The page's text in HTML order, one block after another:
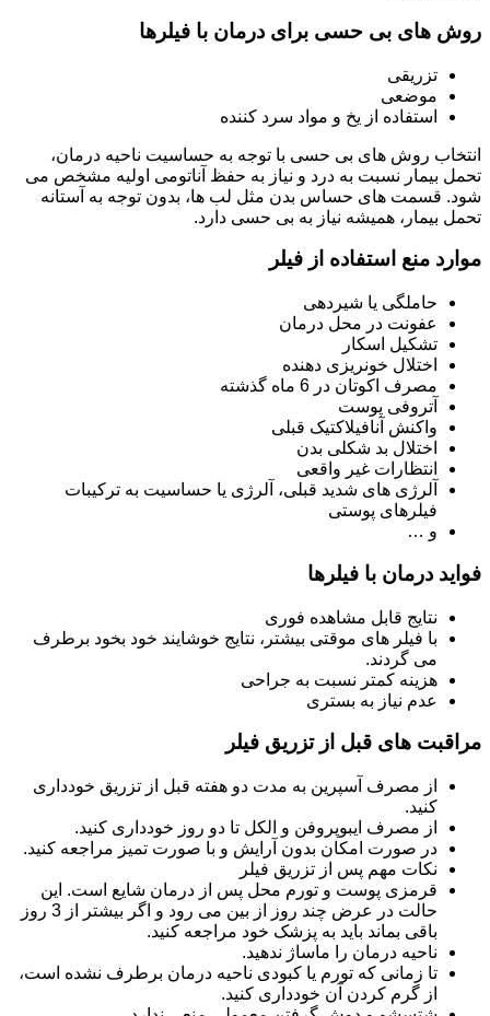
روش های بی حسی برای درمان با فیلرها
تزریقی
موضعی
استفاده از یخ و مواد سرد کننده
انتخاب روش های بی حسی با توجه به حساسیت ناحیه درمان،
تحمل بیمار نسبت به درد و نیاز به حفظ آناتومی اولیه مشخص می
شود. قسمت های حساس بدن مثل لب ها، بدون توجه به آستانه
تحمل بیمار، همیشه نیاز به بی حسی دارد.
موارد منع استفاده از فیلر
حاملگی یا شیردهی
عفونت در محل درمان
تشکیل اسکار
اختلال خونریزی دهنده
مصرف اکوتان در 6 ماه گذشته
آتروفی پوست
واکنش آنافیلاکتیک قبلی
اختلال بد شکلی بدن
انتظارات غیر واقعی
آلرژی های شدید قبلی، آلرژی یا حساسیت به ترکیبات
فیلرهای پوستی
و …
فواید درمان با فیلرها
نتایج قابل مشاهده فوری
با فیلر های موقتی بیشتر، نتایج خوشایند خود بخود برطرف
می گردند.
هزینه کمتر نسبت به جراحی
عدم نیاز به بستری
مراقبت های قبل از تزریق فیلر
از مصرف آسپرین به مدت دو هفته قبل از تزریق خودداری
کنید.
از مصرف ایبوپروفن و الکل تا دو روز خودداری کنید.
در صورت امکان بدون آرایش و با صورت تمیز مراجعه کنید.
نکات مهم پس از تزریق فیلر
قرمزی پوست و تورم محل پس از درمان شایع است. این
حالت در عرض چند روز از بین می رود و اگر بیشتر از 3 روز
باقی بماند باید به پزشک خود مراجعه کنید.
ناحیه درمان را ماساژ ندهید.
تا زمانی که تورم یا کبودی ناحیه درمان برطرف نشده است،
از گرم کردن آن خودداری کنید.